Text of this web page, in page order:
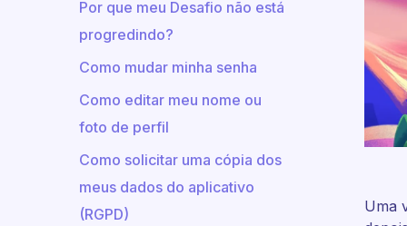
Por que meu Desafio não está
progredindo?
Como mudar minha senha
Como editar meu nome ou
foto de perfil
Como solicitar uma cópia dos
meus dados do aplicativo
(RGPD)
Uma